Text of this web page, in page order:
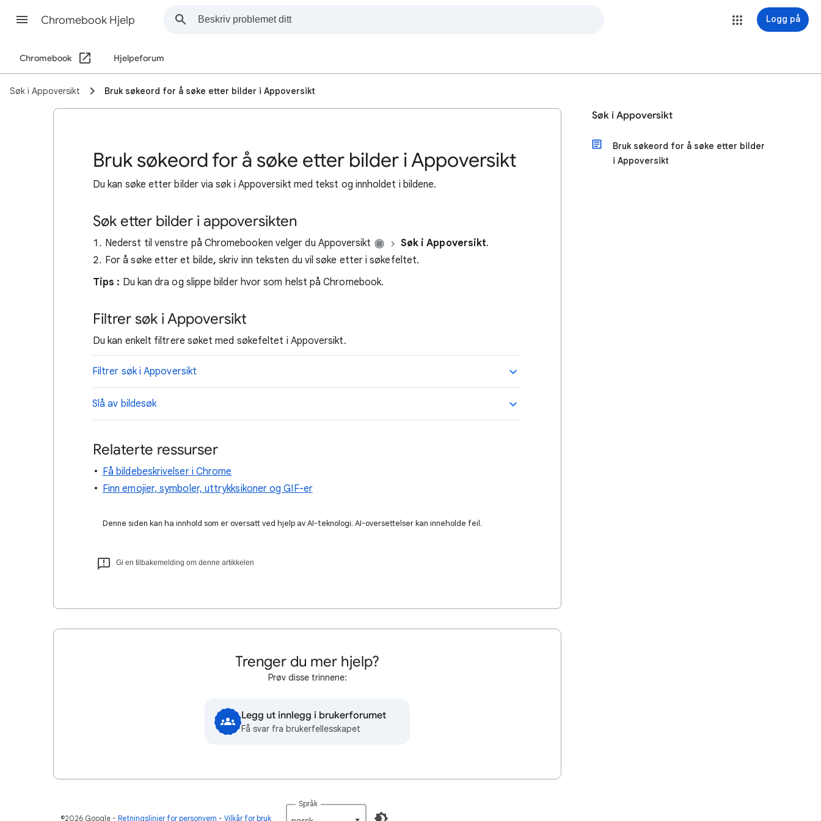
Chromebook Hjelp Logg på
Chromebook Hjelpeforum
Søk i Appoversikt Bruk søkeord for å søke etter bilder i Appoversikt
Bruk søkeord for å søke etter bilder i Appoversikt
Du kan søke etter bilder via søk i Appoversikt med tekst og innholdet i bildene.
Søk etter bilder i appoversikten
Nederst til venstre på Chromebooken velger du Appoversikt Søk i Appoversikt.
For å søke etter et bilde, skriv inn teksten du vil søke etter i søkefeltet.
Tips : Du kan dra og slippe bilder hvor som helst på Chromebook.
Filtrer søk i Appoversikt
Du kan enkelt filtrere søket med søkefeltet i Appoversikt.
Filtrer søk i Appoversikt
Slå av bildesøk
Relaterte ressurser
Få bildebeskrivelser i Chrome
Finn emojier, symboler, uttrykksikoner og GIF-er
Denne siden kan ha innhold som er oversatt ved hjelp av AI-teknologi. AI-oversettelser kan inneholde feil.
Gi en tilbakemelding om denne artikkelen
Trenger du mer hjelp?
Prøv disse trinnene:
Legg ut innlegg i brukerforumet
Få svar fra brukerfellesskapet
Søk i Appoversikt
Bruk søkeord for å søke etter bilder
i Appoversikt
©2026 Google Retningslinjer for personvern Vilkår for bruk
Språk